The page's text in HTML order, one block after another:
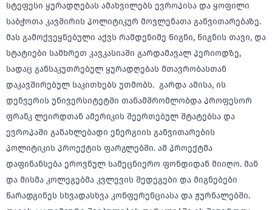
სტეფესი ყურადღებას ამახვილებს ევროპისა და ყოფილი
საბჭოთა კავშირის პოლიტიკურ მოვლენათა განვითარებაზე.
მას გამოქვეყნებული აქვს რამდენიმე წიგნი, წიგნის თავი, და
სტატიები სამხრეთ კავკასიაში გარდამავალ პერიოდზე,
სადაც განსაკუთრებულ ყურადღებას მთავრობასთან
დაკავშირებულ საკითხებს უთმობს. გარდა ამისა, ის
დენვერის უნივერსიტეტში თანამშრომლობდა პროფესორ
ფრანკ ლეირდთან ამერიკის შეერთებულ შტატებსა და
ევროპაში განახლებადი ენერგიის განვითარების
პოლიტიკის პროექტის ფარგლებში. ამ პროექტმა
დაფინანსება ეროვნულ სამეცნიერო ფონდიდან მიიღო. მან
და მისმა კოლეგებმა კვლევის შედეგები და მიგნებები
წარადგინეს სხვადასხვა კონფერენციასა და ჟურნალებში.